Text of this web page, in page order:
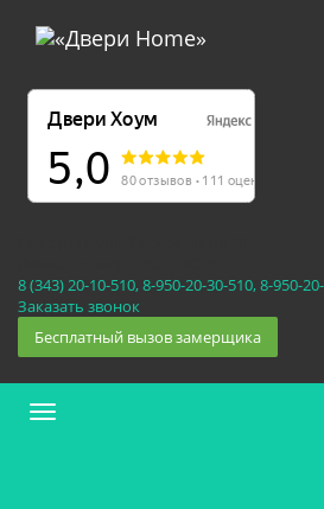
8 (343) 20-10-510, 8-950-20-30-510, 8-950-
Заказать звонок
Бесплатный вызов замерщика
Меню